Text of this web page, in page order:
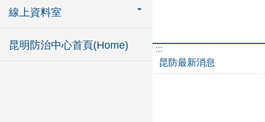
線上資料室
昆明防治中心首頁(Home)
:::
昆防最新消息